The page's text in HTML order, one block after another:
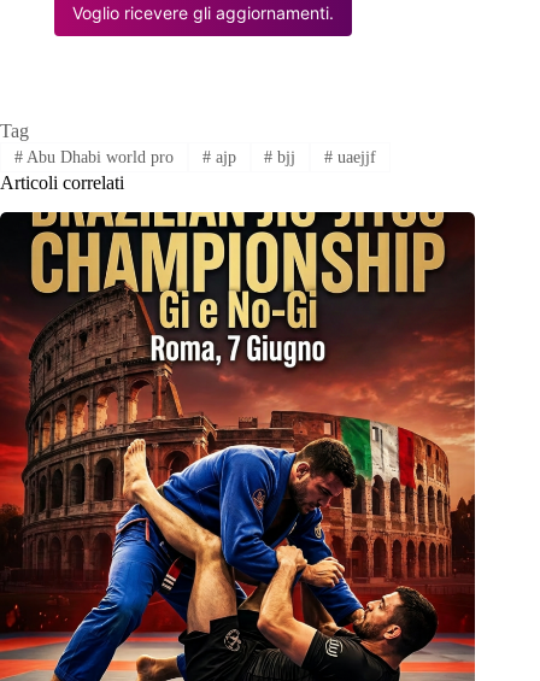
Voglio ricevere gli aggiornamenti.
Tag
#Abu Dhabi world pro #ajp # bjj # uaejjf
Articoli correlati